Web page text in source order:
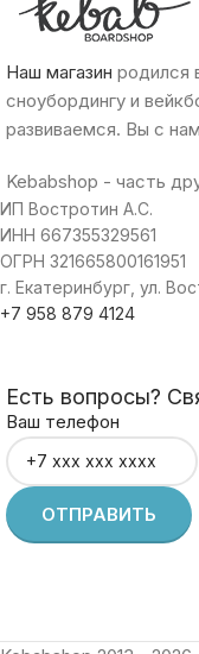
Наш магазин родился
сноубордингу и
развиваемся. Вы с
Kebabshop - часть
ИП Востротин А.С.
ИНН 667355329561
ОГРН 321665800161951
г. Екатеринбург, ул.
+7 958 879 4124
Есть вопросы?
Ваш телефон